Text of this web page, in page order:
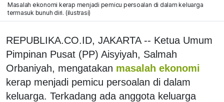
Masalah ekonomi kerap menjadi pemicu persoalan di dalam keluarga
termasuk bunuh diri. (ilustrasi)
REPUBLIKA.CO.ID, JAKARTA -- Ketua Umum
Pimpinan Pusat (PP) Aisyiyah, Salmah
Orbaniyah, mengatakan masalah ekonomi
kerap menjadi pemicu persoalan di dalam
keluarga. Terkadang ada anggota keluarga